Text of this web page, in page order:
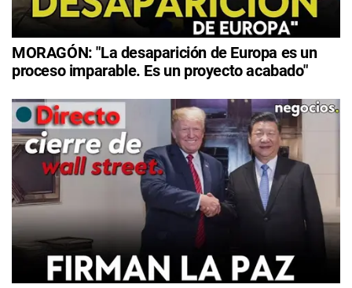
MORAGÓN: "La desaparición de Europa es un
proceso imparable. Es un proyecto acabado"